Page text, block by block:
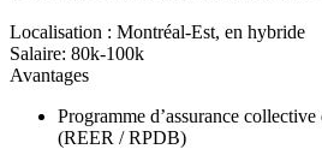
Localisation : Montréal-Est, en hybride
Salaire: 80k-100k
Avantages
Programme d’assurance collective
(REER / RPDB)